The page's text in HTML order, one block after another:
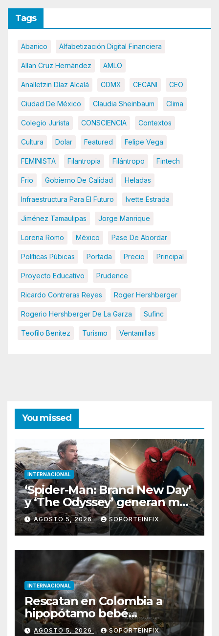
Tags
Abanico Alfabetización Digital Financiera
Allan Cruz Hernández AMLO
Analletzin Díaz Alcalá CDMX CECANI CEO
Ciudad De México Claudia Sheinbaum Clima
Colegio Jurista CONSCIENCIA Contextos
Cultura Dolar Featured Felipe Vega
FEMINISTA Filantropia Filántropo Fintech
Frio Gobierno De Calidad Heladas
Infraestructura Para El Futuro Ivette Estrada
Jiménez Tamaulipas Jorge Manrique
Lorena Romo México Pase De Abordar
Políticas Púbicas Portada Precio Principal
Proyecto Educativo Prudence
Ricardo Contreras Reyes Roger Hershberger
Rogerio Hershberger De La Garza Sufinc
Teofilo Benítez Turismo Ventamillas
You missed
INTERNACIONAL
‘Spider-Man: Brand New Day’
y ‘The Odyssey’ generan más
de 400 millones de dólares
en un fin de semana
histórico en EE. UU.
AGOSTO 5, 2026 SOPORTEINFIX
INTERNACIONAL
Rescatan en Colombia a
hipopótamo bebé
desnutrido, descendiente de
AGOSTO 5, 2026 SOPORTEINFIX